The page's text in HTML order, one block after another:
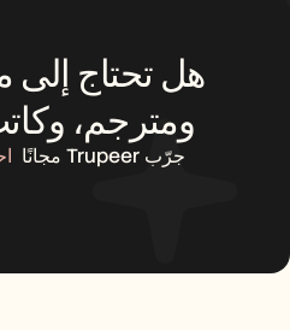
ومترجم،
جرّب Trupeer مجانًا